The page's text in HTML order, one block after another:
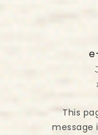
This
message